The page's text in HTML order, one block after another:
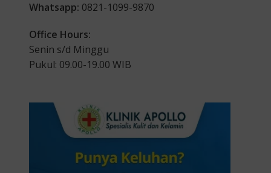
Whatsapp: 0821-1099-9870
Office Hours:
Senin s/d Minggu
Pukul: 09.00-19.00 WIB